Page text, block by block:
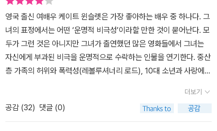
영국 출신 여배우 케이트 윈슬렛은 가장 좋아하는 배우 중 하나다. 그
녀의 표정에서는 어떤 ‘운명적 비극성’이라할 만한 것이 묻어난다. 모
두가 그런 것은 아니지만 그녀가 출연했던 많은 영화들에서 그녀는
자신에게 부과된 비극을 운명적으로 수락하는 인물을 연기한다. 중산
층 가족의 허위와 폭력성(레볼루셔너리 로드), 10대 소년과 사랑에
상류층의 삶을 거부하고 제 몫의 사랑에 투신한 여성(타이타닉) 등 영
화속의 그녀는 자신에게 닥쳐오는 운명을 받아들이고, 설사 그것이
자신의 삶을 더 큰 나락으로 떨어뜨린다 하더라도 담담하게 수락하는
더보기
공감 (32) 댓글 (0)